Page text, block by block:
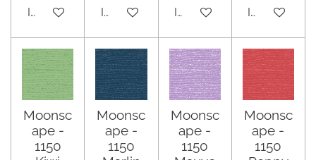
In winkelwagenIn winkelwagenIn winkelwagenIn
Moonsc
ape -
1150
Moonsc
ape -
1150
Moonsc
ape -
1150
Moonsc
ape -
1150